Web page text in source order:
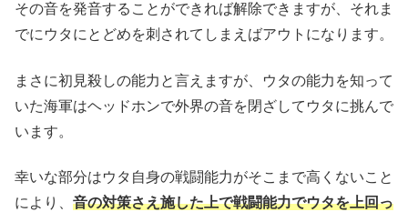
その音を発音することができれば解除できますが、それま
でにウタにとどめを刺されてしまえばアウトになります。
まさに初見殺しの能力と言えますが、ウタの能力を知って
いた海軍はヘッドホンで外界の音を閉ざしてウタに挑んで
います。
幸いな部分はウタ自身の戦闘能力がそこまで高くないこと
により、 音の対策さえ施した上で戦闘能力でウタを上回っ